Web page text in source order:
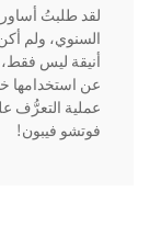
لقد طلبتُ
السنوي، ولم
أنيقة ليس فقط،
عن استخدامها
عملية التعرُّف
فوتشو فيبون!